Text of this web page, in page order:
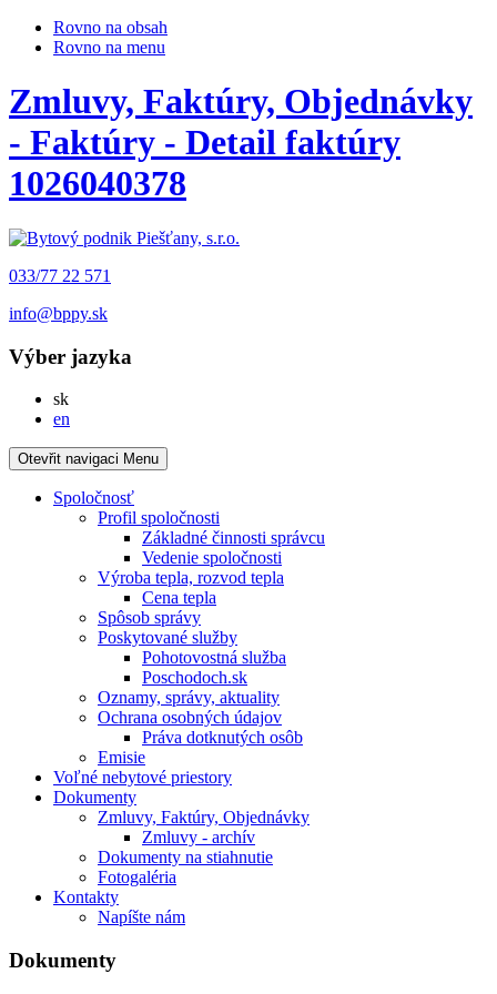
Rovno na obsah
Rovno na menu
Zmluvy, Faktúry, Objednávky
- Faktúry - Detail faktúry
1026040378
033/77 22 571
info@bppy.sk
Výber jazyka
skSlovensky
en
Otevřit navigaci Menu
Spoločnosť
Profil spoločnosti
Základné činnosti správcu
Vedenie spoločnosti
Výroba tepla, rozvod tepla
Cena tepla
Spôsob správy
Poskytované služby
Pohotovostná služba
Poschodoch.sk
Oznamy, správy, aktuality
Ochrana osobných údajov
Práva dotknutých osôb
Emisie
Voľné nebytové priestory
Dokumenty
Zmluvy, Faktúry, Objednávky
Zmluvy - archív
Dokumenty na stiahnutie
Fotogaléria
Kontakty
Napíšte nám
Dokumenty